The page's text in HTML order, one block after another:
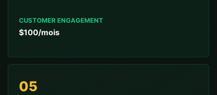
CUSTOMER ENGAGEMENT
$100/mois
05